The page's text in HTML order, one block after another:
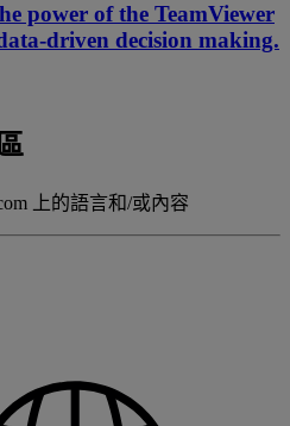
power of the TeamViewer
driven decision making.
上的語言和/或內容